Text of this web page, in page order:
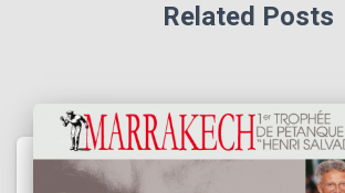
Related Posts